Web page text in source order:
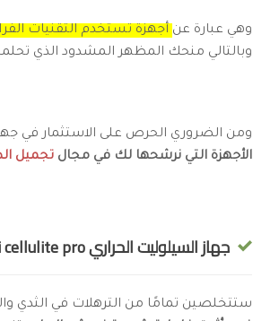
وهي عبارة عن أجهزة تستخدم التقنيات
وبالتالي منحك المظهر المشدود الذي
ومن الضروري الحرص على الاستثمار في
الأجهزة التي نرشحها لك في مجال تجميل
جهاز السيلوليت الحراري InnovaGoods anti cellulite pro:
ستتخلصين تمامًا من الترهلات في الثدي والجسم مع استخدام أسبوعين